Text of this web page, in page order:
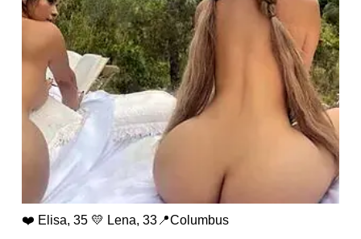
❤️ Elisa, 35 💛 Lena, 33📍Columbus